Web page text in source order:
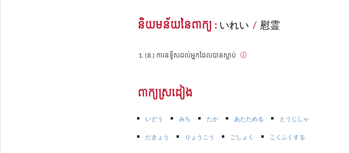
និយមន័យនៃពាក្យ :いれい / 慰霊
(ន.) ការឧទ្ទិសដល់អ្នកដែលបានស្លាប់
ពាក្យស្រដៀង
いどう みち たか あたためる
とうじしゃ
だきょう
りょうこう ごしょく
こくふくする